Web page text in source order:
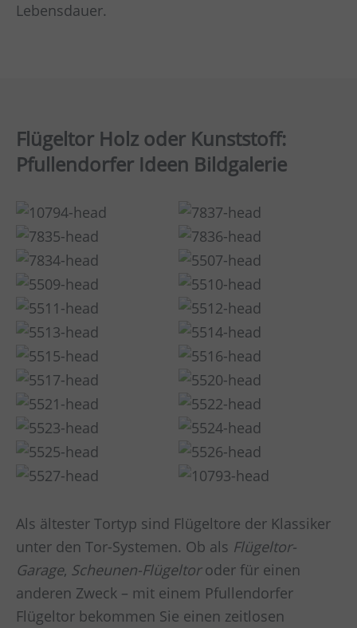
Lebensdauer.
Flügeltor Holz oder Kunststoff:
Pfullendorfer Ideen Bildgalerie
Als ältester Tortyp sind Flügeltore der Klassiker
unter den Tor-Systemen. Ob als Flügeltor-
Garage, Scheunen-Flügeltoroder für einen
anderen Zweck – mit einem Pfullendorfer
Flügeltor bekommen Sie einen zeitlosen